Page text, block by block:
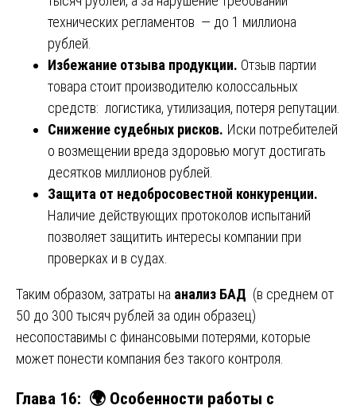
технических регламентов — до 1 миллиона
рублей.
Избежание отзыва продукции. Отзыв партии
товара стоит производителю колоссальных
средств: логистика, утилизация, потеря репутации.
Снижение судебных рисков. Иски потребителей
о возмещении вреда здоровью могут достигать
десятков миллионов рублей.
Защита от недобросовестной конкуренции.
Наличие действующих протоколов испытаний
позволяет защитить интересы компании при
проверках и в судах.
Таким образом, затраты на анализ БАД (в среднем от
50 до 300 тысяч рублей за один образец)
несопоставимы с финансовыми потерями, которые
может понести компания без такого контроля.
Глава 16: 🌍 Особенности работы с